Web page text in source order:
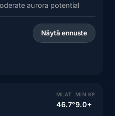
aurora potential
Näytä ennuste
MLAT
46.7°
MIN KP
9.0+